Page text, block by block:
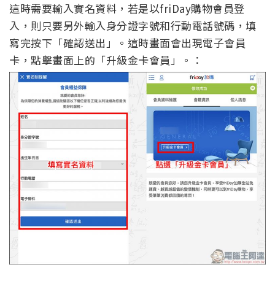
這時需要輸入實名資料，若是以friDay購物會員登
入，則只要另外輸入身分證字號和行動電話號碼，填
寫完按下「確認送出」。這時畫面會出現電子會員
卡，點擊畫面上的「升級金卡會員」。：